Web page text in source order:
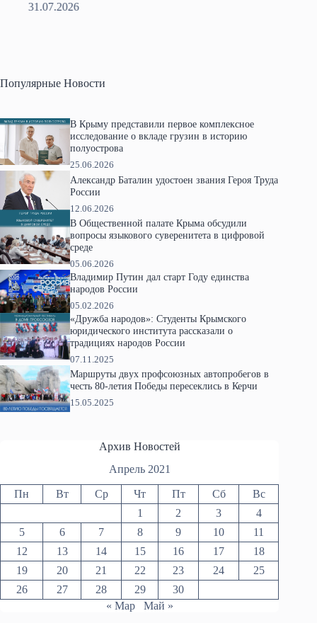
31.07.2026
Популярные Новости
В Крыму представили первое комплексное
исследование о вкладе грузин в историю
полуострова
25.06.2026
Александр Баталин удостоен звания Героя Труда
России
12.06.2026
В Общественной палате Крыма обсудили
вопросы языкового суверенитета в цифровой
среде
05.06.2026
Владимир Путин дал старт Году единства
народов России
05.02.2026
«Дружба народов»: Студенты Крымского
юридического института рассказали о
традициях народов России
07.11.2025
Маршруты двух профсоюзных автопробегов в
честь 80-летия Победы пересеклись в Керчи
15.05.2025
Архив Новостей
Апрель 2021
Пн Вт Ср Чт Пт Сб
Вс
1
2 3
4
5
6 7 8 9 10
11
12
13 14 15 16 17
18
19
20 21 22 23 24
25
26
27 28 29
30
« Мар
Май »